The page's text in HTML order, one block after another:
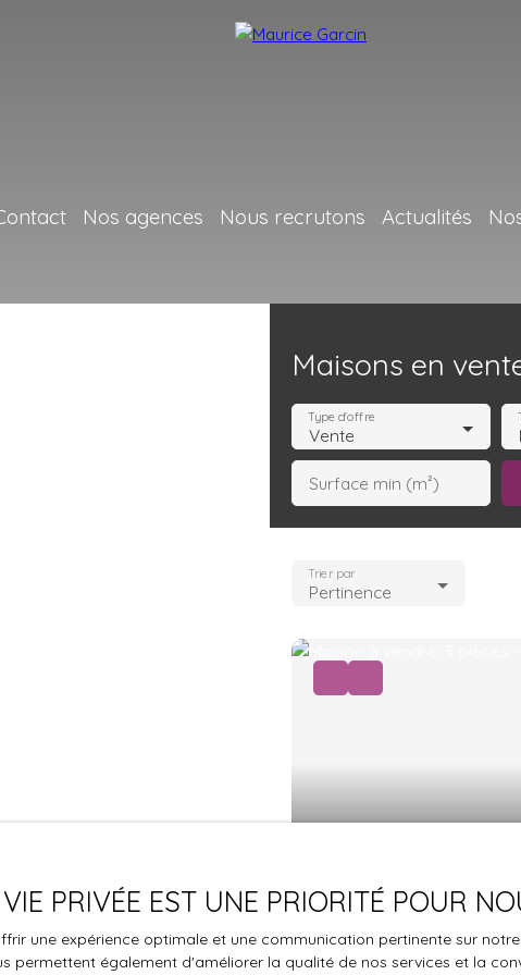
Nos agences Nous recrutons Actualités
Maisons en
Vente
Type d'offre
Surface min (m²)
Pertinence
Trier par
jardin et piscine à
3pièces 120 m²
PRIVÉE EST UNE PRIORITÉ POUR
une expérience optimale et une communication pertinente sur
permettent également d'améliorer la qualité de nos services et la